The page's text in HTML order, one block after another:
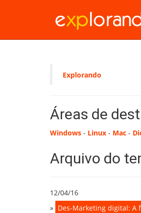
Explorando
Áreas de
Windows - Linux - Mac -
Arquivo do
12/04/16
» Des-Marketing digital: A